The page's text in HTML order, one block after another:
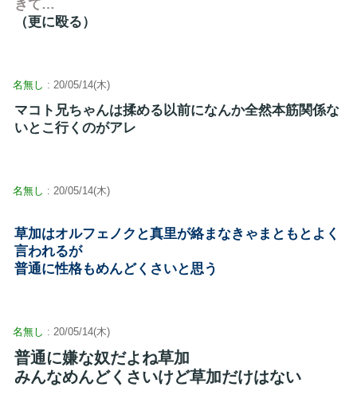
きて…
（更に殴る）
名無し : 20/05/14(木)
マコト兄ちゃんは揉める以前になんか全然本筋関係な
いとこ行くのがアレ
名無し : 20/05/14(木)
草加はオルフェノクと真里が絡まなきゃまともとよく
言われるが
普通に性格もめんどくさいと思う
名無し : 20/05/14(木)
普通に嫌な奴だよね草加
みんなめんどくさいけど草加だけはない